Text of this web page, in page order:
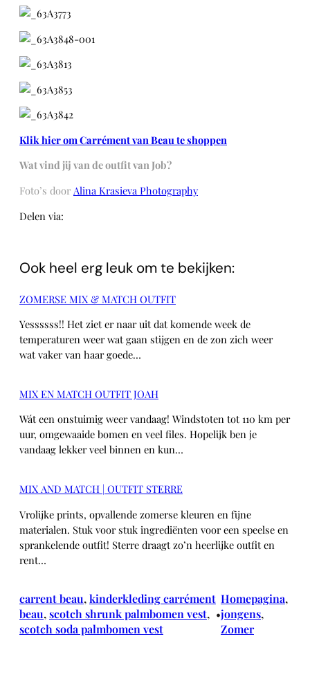
Klik hier om Carrément van Beau te shoppen
Wat vind jij van de outfit van Job?
Foto’s door Alina Krasieva Photography
Delen via:
Ook heel erg leuk om te bekijken:
ZOMERSE MIX & MATCH OUTFIT
Yessssss!! Het ziet er naar uit dat komende week de
temperaturen weer wat gaan stijgen en de zon zich weer
wat vaker van haar goede…
MIX EN MATCH OUTFIT JOAH
Wát een onstuimig weer vandaag! Windstoten tot 110 km per
uur, omgewaaide bomen en veel files. Hopelijk ben je
vandaag lekker veel binnen en kun…
MIX AND MATCH | OUTFIT STERRE
Vrolijke prints, opvallende zomerse kleuren en fijne
materialen. Stuk voor stuk ingrediënten voor een speelse en
sprankelende outfit! Sterre draagt zo’n heerlijke outfit en
rent…
carrent beau, kinderkleding carrément
beau, scotch shrunk palmbomen vest
scotch soda palmbomen vest
•
Homepagina
jongens
Zomer